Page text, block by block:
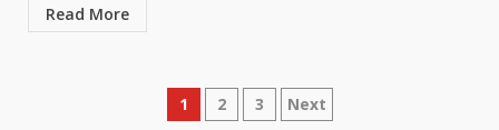
Read More
Paginazione
1 2 3 Next